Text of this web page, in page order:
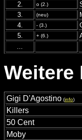
2.
o (2.)
3.
(neu)
4.
- (3.)
5.
+ (6.)
...
Weitere
Gigi D'Agostino (info)
Killers
50 Cent
Moby